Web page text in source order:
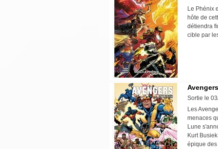
Le Phénix
hôte de
détiendra
cible par
Sortie le
Les
menaces
Lune
Kurt
épique